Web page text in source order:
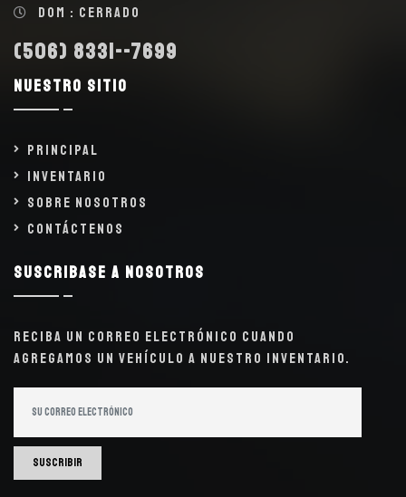
Dom : Cerrado
(506) 8331--7699
Nuestro sitio
Principal
Inventario
Sobre Nosotros
Contáctenos
Suscribase a nosotros
Reciba un correo electrónico cuando
agregamos un vehículo a nuestro inventario.
Suscribir